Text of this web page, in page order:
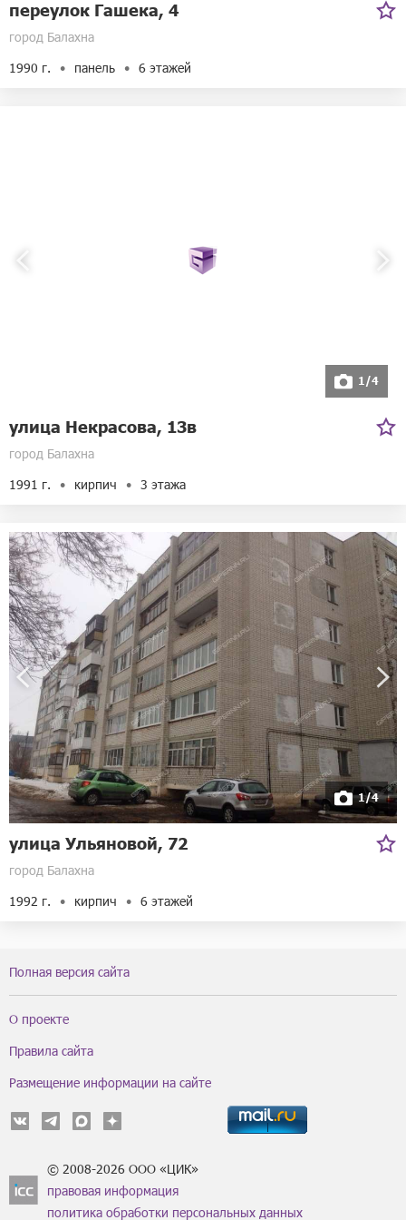
переулок Гашека, 4
город Балахна
1990 г.
панель 6 этажей
1/4
улица Некрасова, 13в
город Балахна
1991 г.
кирпич 3 этажа
1/4
улица Ульяновой, 72
город Балахна
1992 г.
кирпич 6 этажей
Полная версия сайта
О проекте
Правила сайта
Размещение информации на сайте
© 2008-2026 ООО «ЦИК»
правовая информация
политика обработки персональных данных